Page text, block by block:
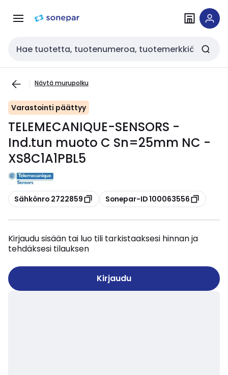
navigointiinsisältöön
Haku
Näytä murupolku
Varastointi päättyy
TELEMECANIQUE-SENSORS -
Ind.tun muoto C Sn=25mm NC -
XS8C1A1PBL5
Kopioi
Sähkönro 2722859 Kopioi
Sonepar-ID 100063556
Kirjaudu sisään tai luo tili tarkistaaksesi hinnan ja
tehdäksesi tilauksen
Kirjaudu